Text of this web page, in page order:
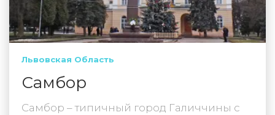
Львовская Область
Самбор
Самбор – типичный город Галиччины с